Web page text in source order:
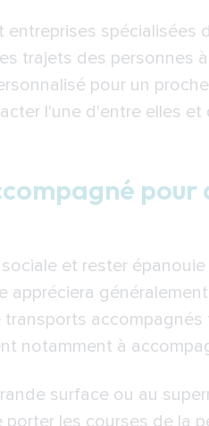
spécialisées
trajets des personnes
pour un
l'une d'entre elles
pour
et rester
appréciera
transports
notamment à
surface ou au
les courses de la